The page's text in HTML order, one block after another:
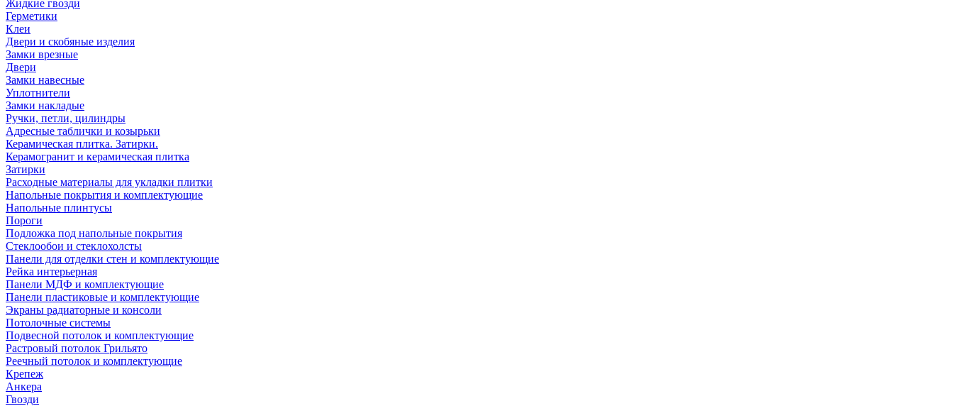
Жидкие гвозди
Герметики
Клеи
Двери и скобяные изделия
Замки врезные
Двери
Замки навесные
Уплотнители
Замки накладые
Ручки, петли, цилиндры
Адресные таблички и козырьки
Керамическая плитка. Затирки.
Керамогранит и керамическая плитка
Затирки
Расходные материалы для укладки плитки
Напольные покрытия и комплектующие
Напольные плинтусы
Пороги
Подложка под напольные покрытия
Стеклообои и стеклохолсты
Панели для отделки стен и комплектующие
Рейка интерьерная
Панели МДФ и комплектующие
Панели пластиковые и комплектующие
Экраны радиаторные и консоли
Потолочные системы
Подвесной потолок и комплектующие
Растровый потолок Грильято
Реечный потолок и комплектующие
Крепеж
Анкера
Гвозди